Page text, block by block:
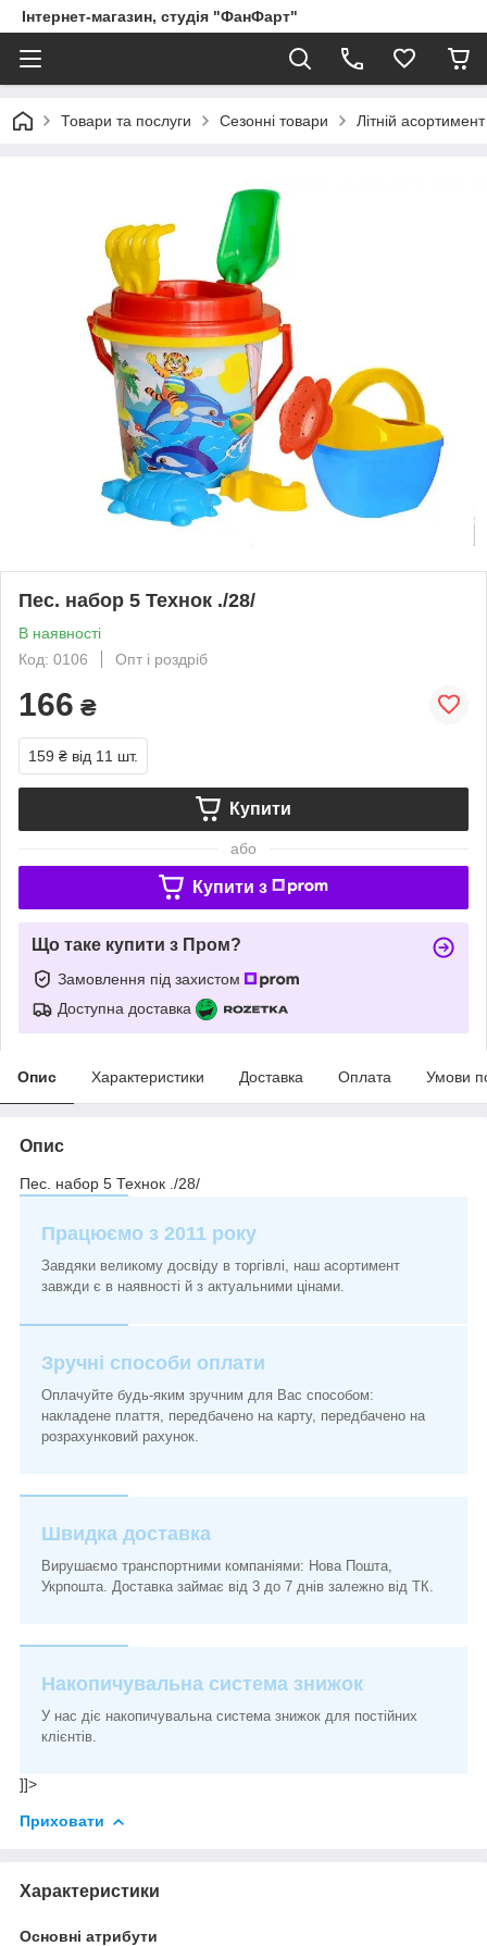
Інтернет-магазин, студія "ФанФарт"
Товари та послуги Сезонні товари Літній асортимент
Пес. набор 5 Технок ./28/
В наявності
Код: 0106
Опт і роздріб
166 ₴
159 ₴ від 11 шт.
Купити
або
Купити з
Що таке купити з Пром?
Замовлення під захистом
Доступна доставка
Опис Характеристики Доставка Оплата Умови
Опис
Пес. набор 5 Технок ./28/
Працюємо з 2011 року
Завдяки великому досвіду в торгівлі, наш асортимент
завжди є в наявності й з актуальними цінами.
Зручні способи оплати
Оплачуйте будь-яким зручним для Вас способом:
накладене плаття, передбачено на карту, передбачено на
розрахунковий рахунок.
Швидка доставка
Вирушаємо транспортними компаніями: Нова Пошта,
Укрпошта. Доставка займає від 3 до 7 днів залежно від ТК.
Накопичувальна система знижок
У нас діє накопичувальна система знижок для постійних
клієнтів.
]]>
Приховати
Характеристики
Основні атрибути